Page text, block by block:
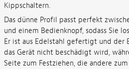
Kippschaltern.
Das dünne Profil passt perfekt
und einem Bedienknopf, sodass Sie
Er ist aus Edelstahl gefertigt und
das Gerät nicht beschädigt wird,
Seite zum Festziehen, die andere zum